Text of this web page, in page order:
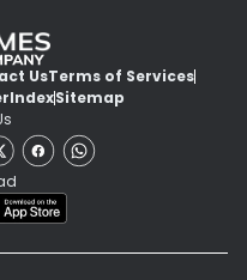
UsTerms of Services
IndexSitemap